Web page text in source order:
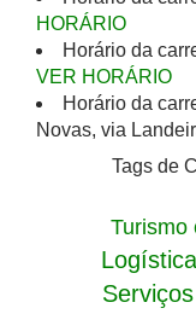
HORÁRIO
Horário da
VER HORÁRIO
Horário da
Novas, via
Tags de
Turismo
Logística